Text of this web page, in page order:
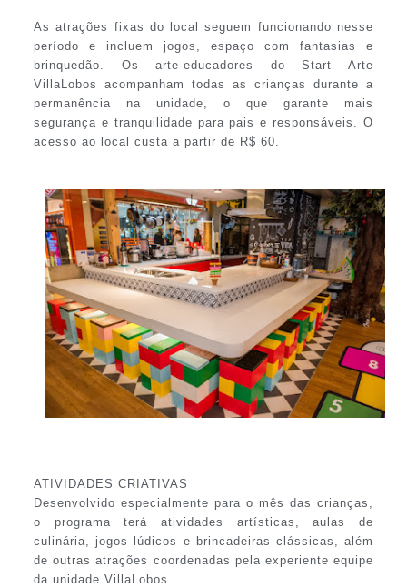
As atrações fixas do local seguem funcionando nesse
período e incluem jogos, espaço com fantasias e
brinquedão. Os arte-educadores do Start Arte
VillaLobos acompanham todas as crianças durante a
permanência na unidade, o que garante mais
segurança e tranquilidade para pais e responsáveis. O
acesso ao local custa a partir de R$ 60.
ATIVIDADES CRIATIVAS
Desenvolvido especialmente para o mês das crianças,
o programa terá atividades artísticas, aulas de
culinária, jogos lúdicos e brincadeiras clássicas, além
de outras atrações coordenadas pela experiente equipe
da unidade VillaLobos.